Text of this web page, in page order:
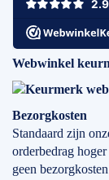
Webwinkel
Bezorgkosten
Standaard zijn
orderbedrag
geen